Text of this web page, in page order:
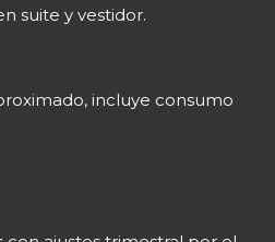
suite y vestidor.
incluye consumo